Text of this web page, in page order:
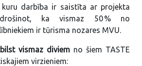
kuru darbība ir saistīta ar projekta
ka vismaz 50 % no
ir tūrisma nozares MVU.
vismaz diviem no šiem TASTE
virzieniem: